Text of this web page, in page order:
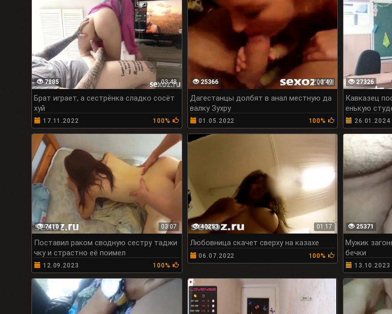
7885 03:48
Брат играет, а сестрёнка сладко сосёт
хуй
17.11.2022 100%
25366 00:49
Дагестанцы долбят в анал местную да
валку Зухру
01.05.2022 100%
27326
Кавказец
енькую
26.01.2024
7410 03:07
Поставил раком сводную сестру таджи
чку и страстно её поимел
12.09.2023 100%
40253 01:17
Любовница скачет сверху на казахе
06.07.2022 100%
25371
Мужик
бечки
13.10.2023